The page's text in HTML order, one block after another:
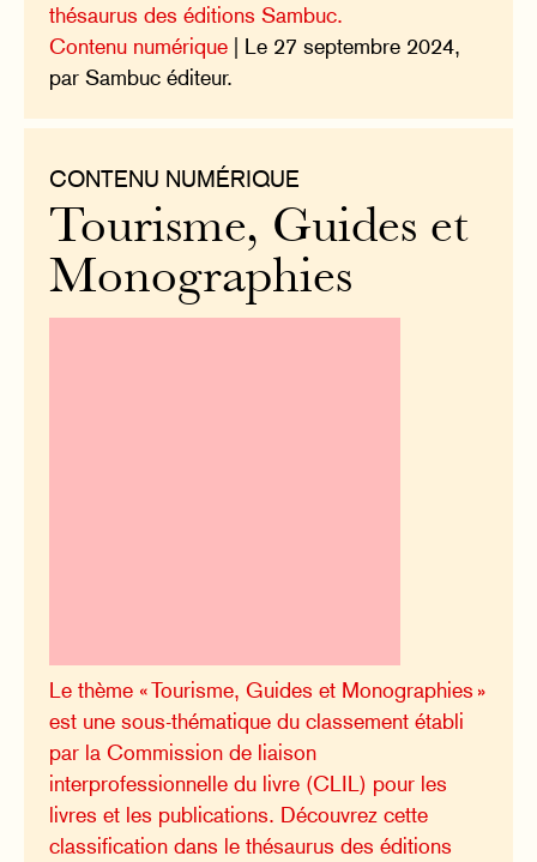
thésaurus des éditions Sambuc.
Contenu numérique | Le 27 septembre 2024,
par Sambuc éditeur.
CONTENU NUMÉRIQUE
Tourisme, Guides et
Monographies
Le thème « Tourisme, Guides et Monographies »
est une sous-thématique du classement établi
par la Commission de liaison
interprofessionnelle du livre (CLIL) pour les
livres et les publications. Découvrez cette
classification dans le thésaurus des éditions